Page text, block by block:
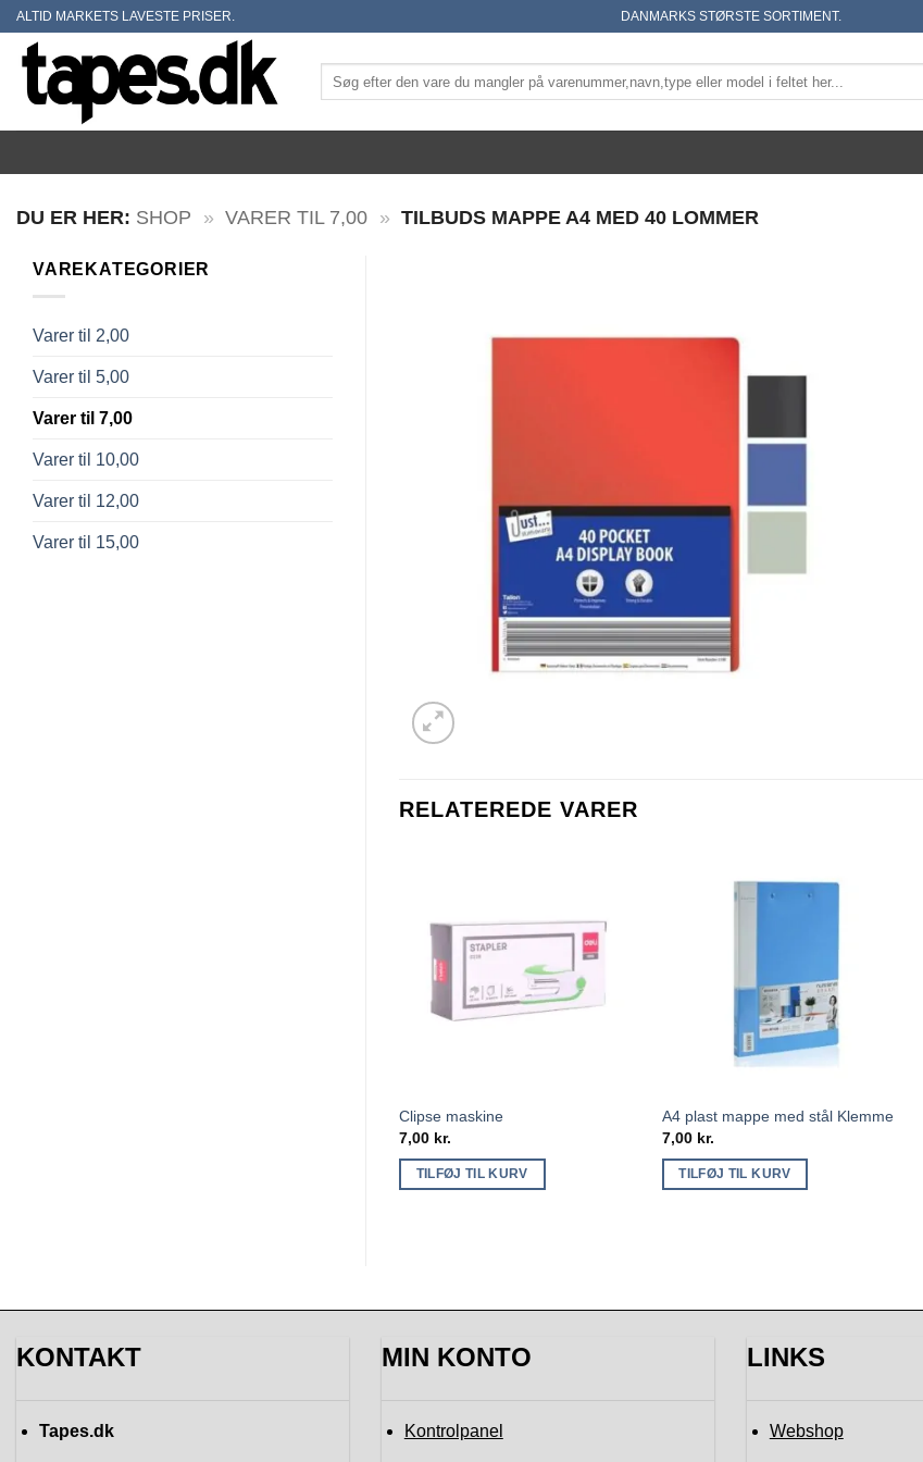
Skip
content
ALTID MARKETS LAVESTE PRISER. DANMARKS STØRSTE SORTIMENT.
Søg
efter:
DU ER HER: SHOP » VARER TIL 7,00 » TILBUDS MAPPE A4 MED 40 LOMMER
VAREKATEGORIER
Varer til 2,00
Varer til 5,00
Varer til 7,00
Varer til 10,00
Varer til 12,00
Varer til 15,00
RELATEREDE VARER
Clipse maskine
7,00 kr.
TILFØJ TIL KURV
A4 plast mappe med stål Klemme
7,00 kr.
TILFØJ TIL KURV
KONTAKT
Tapes.dk
MIN KONTO
Kontrolpanel
LINKS
Webshop